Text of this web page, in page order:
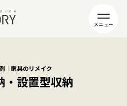
｜家具のリメイク
・設置型収納